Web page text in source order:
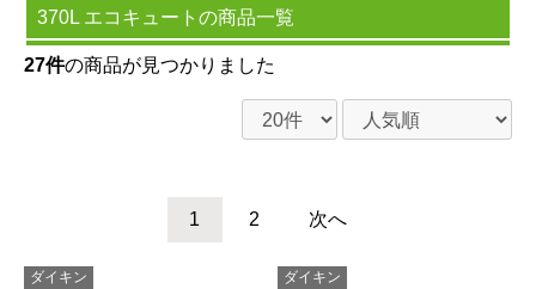
370L エコキュートの商品一覧
27件の商品が見つかりました
1 2 次へ
ダイキン
ダイキン